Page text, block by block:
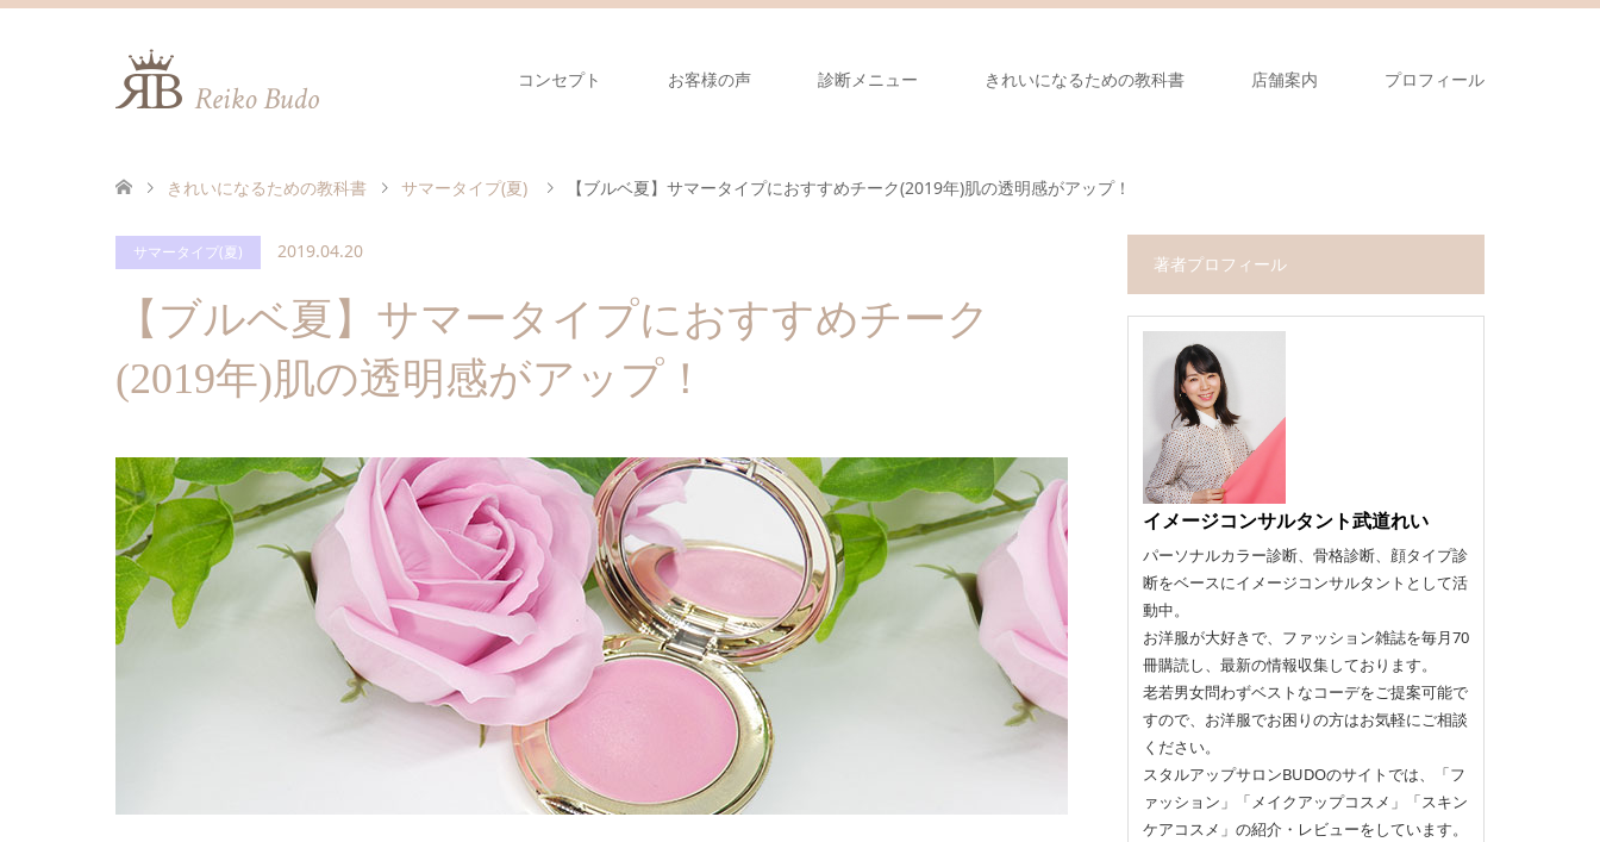
コンセプト お客様の声 診断メニュー きれいになるための教科書 店舗案内 プロフィール
きれいになるための教科書 サマータイプ(夏) 【ブルベ夏】サマータイプにおすすめチーク(2019年)肌の透明感がアップ！
サマータイプ(夏) 2019.04.20
【ブルベ夏】サマータイプにおすすめチーク
(2019年)肌の透明感がアップ！
著者プロフィール
イメージコンサルタント武道れい
パーソナルカラー診断、骨格診断、顔タイプ診
断をベースにイメージコンサルタントとして活
動中。
お洋服が大好きで、ファッション雑誌を毎月70
冊購読し、最新の情報収集しております。
老若男女問わずベストなコーデをご提案可能で
すので、お洋服でお困りの方はお気軽にご相談
ください。
スタルアップサロンBUDOのサイトでは、「フ
ァッション」「メイクアップコスメ」「スキン
ケアコスメ」の紹介・レビューをしています。